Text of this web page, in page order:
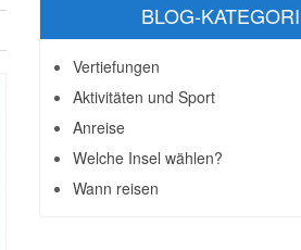
BLOG-
Vertiefungen
Aktivitäten und Sport
Anreise
Welche Insel wählen?
Wann reisen